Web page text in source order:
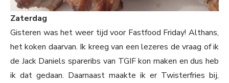
Zaterdag
Gisteren was het weer tijd voor Fastfood Friday! Althans,
het koken daarvan. Ik kreeg van een lezeres de vraag of ik
de Jack Daniels spareribs van TGIF kon maken en dus heb
ik dat gedaan. Daarnaast maakte ik er Twisterfries bij,